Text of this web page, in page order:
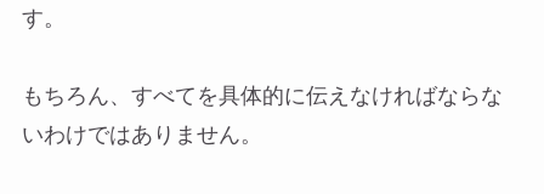
す。
もちろん、すべてを具体的に伝えなければならな
いわけではありません。